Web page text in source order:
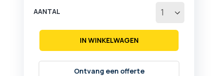
AANTAL
IN WINKELWAGEN
Ontvang een offerte